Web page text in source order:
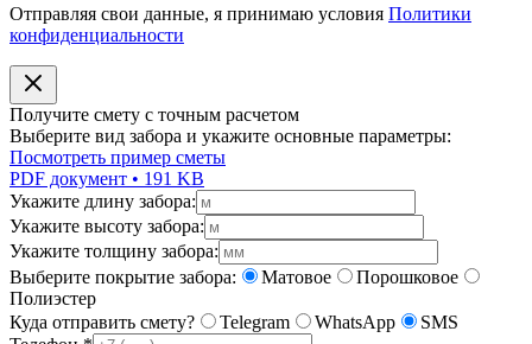
Отправляя свои данные, я принимаю условия Политики
конфиденциальности
Получите смету с точным расчетом
Выберите вид забора и укажите основные параметры:
Посмотреть пример сметы
PDF документ • 191 KB
Укажите длину забора:
Укажите высоту забора:
Укажите толщину забора:
Выберите покрытие забора:
Матовое
Порошковое
Полиэстер
Куда отправить смету?
Telegram WhatsApp
SMS